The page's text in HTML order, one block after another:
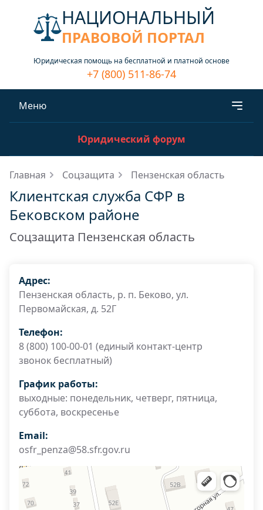
НАЦИОНАЛЬНЫЙ
ПРАВОВОЙ ПОРТАЛ
Юридическая помощь на бесплатной и платной основе
+7 (800) 511-86-74
Меню
Юридический форум
Главная Соцзащита Пензенская область
Клиентская служба СФР в
Бековском районе
Соцзащита Пензенская область
Адрес:
Пензенская область, р. п. Беково, ул.
Первомайская, д. 52Г
Телефон:
8 (800) 100-00-01 (единый контакт-центр
звонок бесплатный)
График работы:
выходные: понедельник, четверг, пятница,
суббота, воскресенье
Email:
osfr_penza@58.sfr.gov.ru